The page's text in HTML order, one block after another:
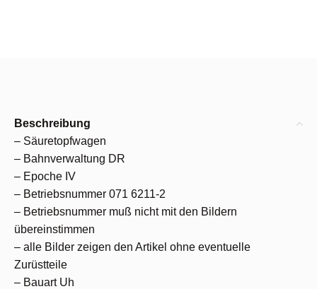
Beschreibung
– Säuretopfwagen
– Bahnverwaltung DR
– Epoche IV
– Betriebsnummer 071 6211-2
– Betriebsnummer muß nicht mit den Bildern
übereinstimmen
– alle Bilder zeigen den Artikel ohne eventuelle
Zurüstteile
– Bauart Uh